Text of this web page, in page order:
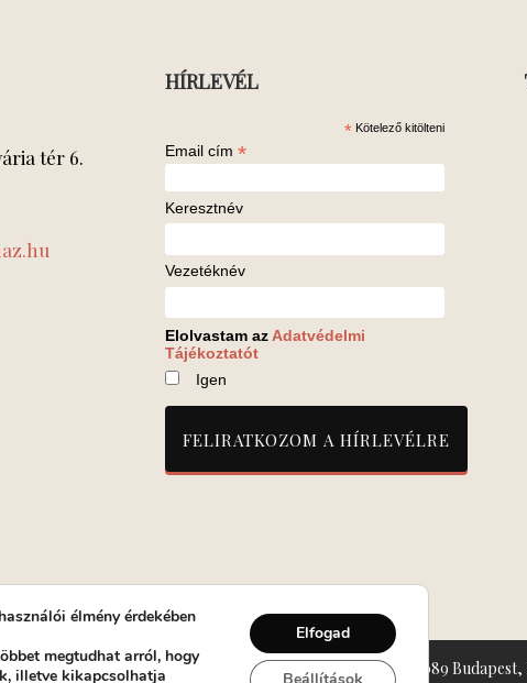
tér 6.
HÍRLEVÉL
* Kötelező kitölteni
Email cím *
Keresztnév
Vezetéknév
Elolvastam azAdatvédelmi
Tájékoztatót
Igen
Nonprofit Kft. | Működési helyszín: Turay Ida Színház 1089
élmény érdekében
megtudhat arról, hogy
illetve kikapcsolhatja
Elfogad